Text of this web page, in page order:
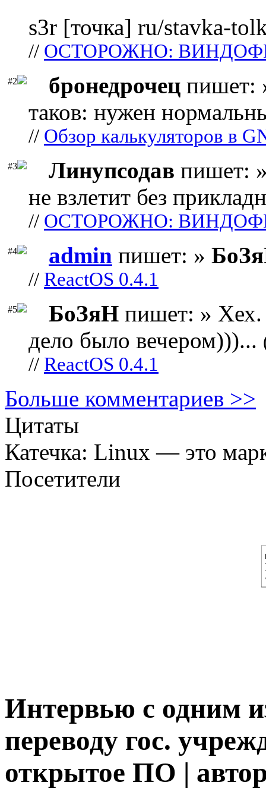
s3r [точка] ru/stavka-
// ОСТОРОЖНО:
#2 бронедрочец пишет:
таков: нужен
// Обзор калькуляторов в
#3 Линупсодав пишет:
не взлетит без
// ОСТОРОЖНО:
#4 admin пишет: »
// ReactOS 0.4.1
#5 БоЗяН пишет: » Хех.
дело было вечером)))...
// ReactOS 0.4.1
Больше комментариев >>
Цитаты
Катечка: Linux — это
Посетители
Интервью с одним
переводу гос.
открытое ПО |